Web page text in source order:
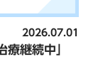
2026.07.01
継続中」